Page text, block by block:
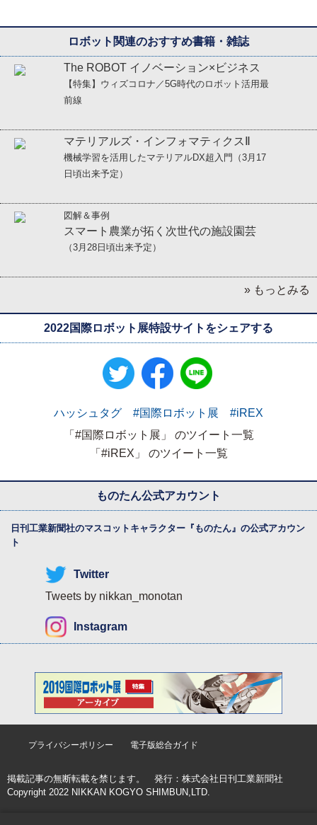
ロボット関連のおすすめ書籍・雑誌
The ROBOT イノベーション×ビジネス
【特集】ウィズコロナ／5G時代のロボット活用最
前線
マテリアルズ・インフォマティクスⅡ
機械学習を活用したマテリアルDX超入門
（3月17
日頃出来予定）
図解＆事例
スマート農業が拓く次世代の施設園芸
（3月28日頃出来予定）
» もっとみる
2022国際ロボット展特設サイトをシェアする
ハッシュタグ #国際ロボット展 #iREX
「#国際ロボット展」 のツイート一覧
「#iREX」 のツイート一覧
ものたん公式アカウント
日刊工業新聞社のマスコットキャラクター『 ものたん』の公式アカウン
ト
Twitter
Tweets by nikkan_monotan
Instagram
プライバシーポリシー 電子版総合ガイド
掲載記事の無断転載を禁じます。 発行： 株式会社日刊工業新聞社
Copyright 2022 NIKKAN KOGYO SHIMBUN,LTD.